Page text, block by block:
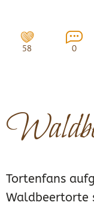
58 0
Tortenfans
Waldbeertorte